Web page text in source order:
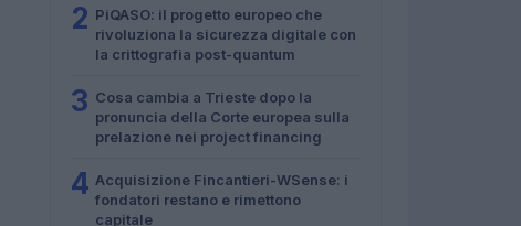
2 PiQASO: il progetto europeo che
rivoluziona la sicurezza digitale con
la crittografia post-quantum
3 Cosa cambia a Trieste dopo la
pronuncia della Corte europea sulla
prelazione nei project financing
4 Acquisizione Fincantieri-WSense: i
fondatori restano e rimettono
capitale